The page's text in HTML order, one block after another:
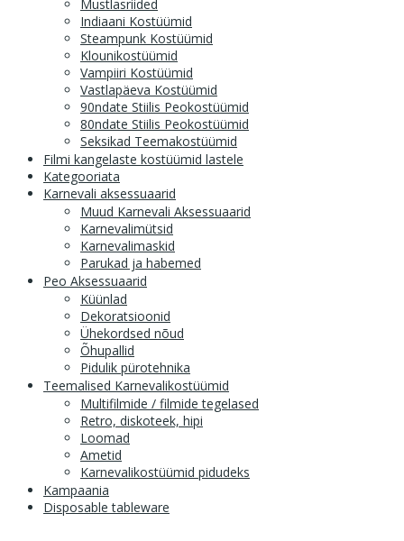
Mustlasriided
Indiaani Kostüümid
Steampunk Kostüümid
Klounikostüümid
Vampiiri Kostüümid
Vastlapäeva Kostüümid
90ndate Stiilis Peokostüümid
80ndate Stiilis Peokostüümid
Seksikad Teemakostüümid
Filmi kangelaste kostüümid lastele
Kategooriata
Karnevali aksessuaarid
Muud Karnevali Aksessuaarid
Karnevalimütsid
Karnevalimaskid
Parukad ja habemed
Peo Aksessuaarid
Küünlad
Dekoratsioonid
Ühekordsed nõud
Õhupallid
Pidulik pürotehnika
Teemalised Karnevalikostüümid
Multifilmide / filmide tegelased
Retro, diskoteek, hipi
Loomad
Ametid
Karnevalikostüümid pidudeks
Kampaania
Disposable tableware